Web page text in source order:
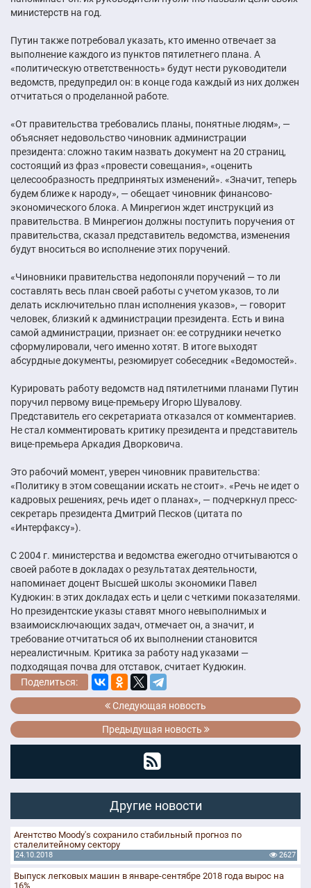
министерств на год.
Путин также потребовал указать, кто именно отвечает за
выполнение каждого из пунктов пятилетнего плана. А
«политическую ответственность» будут нести руководители
ведомств, предупредил он: в конце года каждый из них должен
отчитаться о проделанной работе.
«От правительства требовались планы, понятные людям», —
объясняет недовольство чиновник администрации
президента: сложно таким назвать документ на 20 страниц,
состоящий из фраз «провести совещания», «оценить
целесообразность предпринятых изменений». «Значит, теперь
будем ближе к народу», — обещает чиновник финансово-
экономического блока. А Минрегион ждет инструкций из
правительства. В Минрегион должны поступить поручения от
правительства, сказал представитель ведомства, изменения
будут вноситься во исполнение этих поручений.
«Чиновники правительства недопоняли поручений — то ли
составлять весь план своей работы с учетом указов, то ли
делать исключительно план исполнения указов», — говорит
человек, близкий к администрации президента. Есть и вина
самой администрации, признает он: ее сотрудники нечетко
сформулировали, чего именно хотят. В итоге выходят
абсурдные документы, резюмирует собеседник «Ведомостей».
Курировать работу ведомств над пятилетними планами Путин
поручил первому вице-премьеру Игорю Шувалову.
Представитель его секретариата отказался от комментариев.
Не стал комментировать критику президента и представитель
вице-премьера Аркадия Дворковича.
Это рабочий момент, уверен чиновник правительства:
«Политику в этом совещании искать не стоит». «Речь не идет о
кадровых решениях, речь идет о планах», — подчеркнул пресс-
секретарь президента Дмитрий Песков (цитата по
«Интерфаксу»).
С 2004 г. министерства и ведомства ежегодно отчитываются о
своей работе в докладах о результатах деятельности,
напоминает доцент Высшей школы экономики Павел
Кудюкин: в этих докладах есть и цели с четкими показателями.
Но президентские указы ставят много невыполнимых и
взаимоисключающих задач, отмечает он, а значит, и
требование отчитаться об их выполнении становится
нереалистичным. Критика за работу над указами —
подходящая почва для отставок, считает Кудюкин.
Поделиться:
Следующая новость
Предыдущая новость
Другие новости
Агентство Moody's сохранило стабильный прогноз по
сталелитейному сектору
24.10.2018 2627
Выпуск легковых машин в январе-сентябре 2018 года вырос на
16%